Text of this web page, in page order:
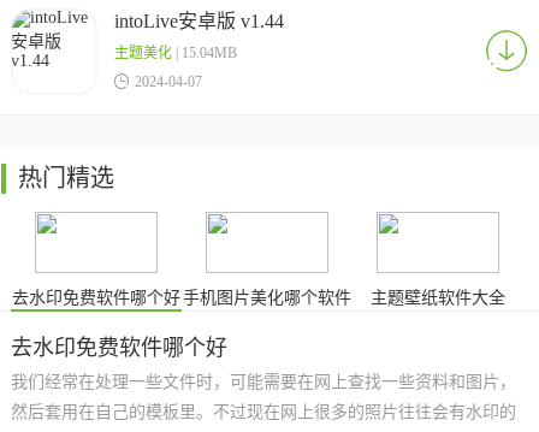
intoLive安卓版 v1.44
主题美化| 15.04MB
 2024-04-07
热门精选
去水印免费软件哪个好手机图片美化哪个软件
主题壁纸软件大全
去水印免费软件哪个好
我们经常在处理一些文件时，可能需要在网上查找一些资料和图片，
然后套用在自己的模板里。不过现在网上很多的照片往往会有水印的